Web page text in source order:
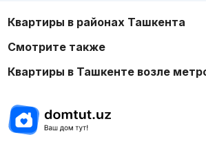
Квартиры в районах Ташкента
Смотрите также
Квартиры в Ташкенте возле